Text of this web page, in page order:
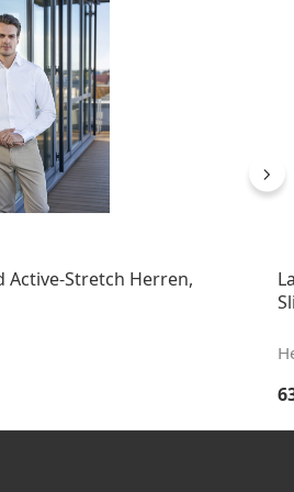
Active-Stretch Herren,